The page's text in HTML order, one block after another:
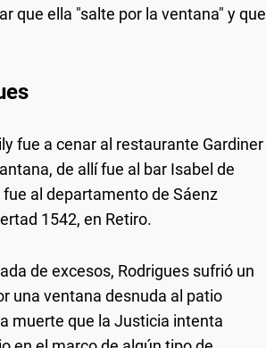
que ella "salte por la ventana" y que
fue a cenar al restaurante Gardiner
de allí fue al bar Isabel de
al departamento de Sáenz
1542, en Retiro.
de excesos, Rodrigues sufrió un
una ventana desnuda al patio
muerte que la Justicia intenta